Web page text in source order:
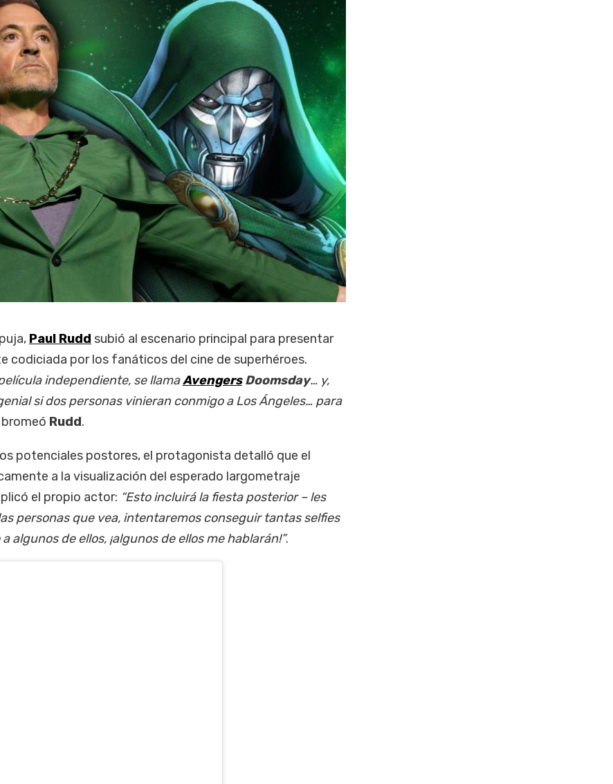
Paul Rudd subió al escenario principal para presentar
codiciada por los fanáticos del cine de superhéroes.
independiente, se llamaAvengersDoomsday… y,
si dos personas vinieran conmigo a Los Ángeles… para
bromeó Rudd.
potenciales postores, el protagonista detalló que el
a la visualización del esperado largometraje
el propio actor: “Esto incluirá la fiesta posterior – les
personas que vea, intentaremos conseguir tantas selfies
algunos de ellos, ¡algunos de ellos me hablarán!”.